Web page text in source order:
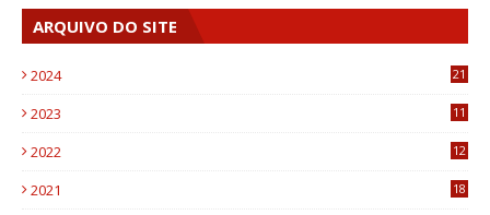
ARQUIVO DO SITE
2024 21
2023
11
2022
12
2021
18